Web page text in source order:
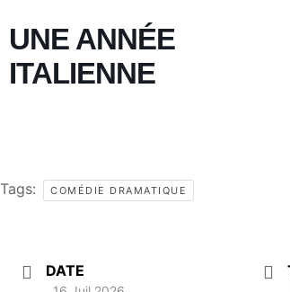
UNE ANNÉE
ITALIENNE
Tags: COMÉDIE DRAMATIQUE
DATE